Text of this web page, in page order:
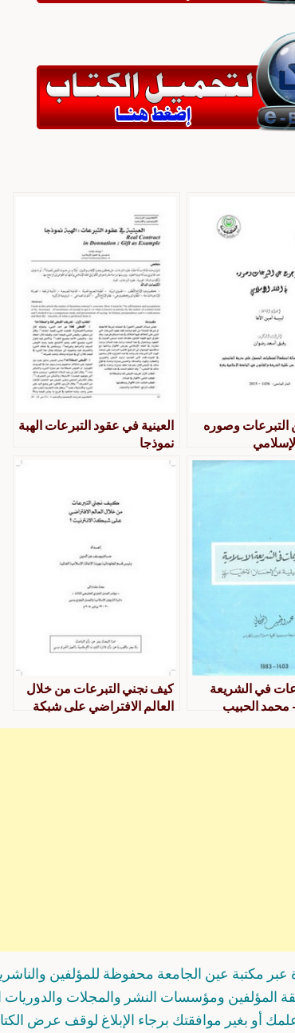
التبرعات وصوره
العينية في عقود التبرعات الهبة
نموذجا
في الشريعة
محمد الحبيب
كيف نجني التبرعات من خلال
العالم الافتراضي على شبكة
مكتبة عين الجامعة محفوظة للمؤلفين
المؤلفين ومؤسسات النشر والمجلات والدوريات
أو بغير موافقتك برجاء الإبلاغ لوقف عرض